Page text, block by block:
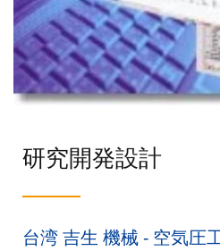
研究開発設計
台湾 吉生 機械 - 空気圧